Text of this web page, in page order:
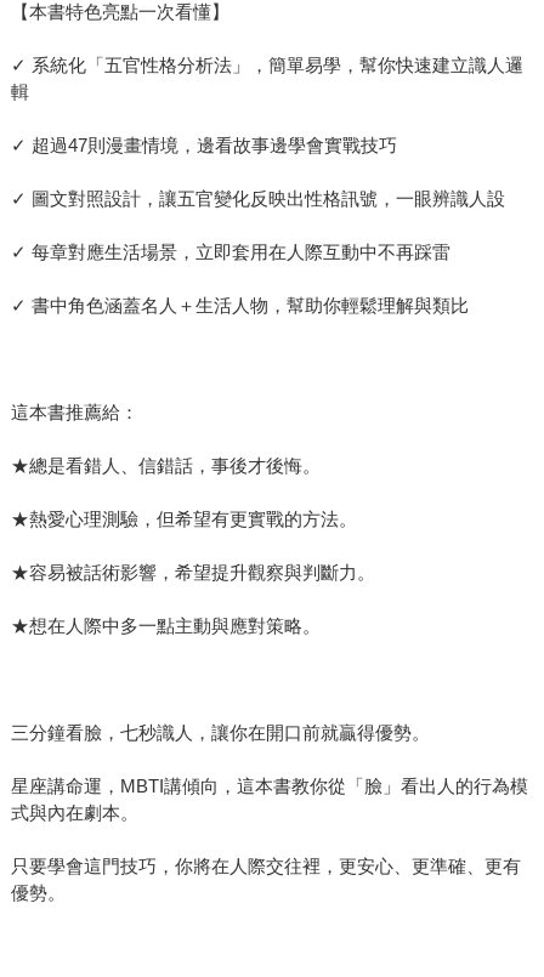
【本書特色亮點一次看懂】
✓ 系統化「五官性格分析法」，簡單易學，幫你快速建立識人邏
輯
✓ 超過47則漫畫情境，邊看故事邊學會實戰技巧
✓ 圖文對照設計，讓五官變化反映出性格訊號，一眼辨識人設
✓ 每章對應生活場景，立即套用在人際互動中不再踩雷
✓ 書中角色涵蓋名人＋生活人物，幫助你輕鬆理解與類比
這本書推薦給：
★總是看錯人、信錯話，事後才後悔。
★熱愛心理測驗，但希望有更實戰的方法。
★容易被話術影響，希望提升觀察與判斷力。
★想在人際中多一點主動與應對策略。
三分鐘看臉，七秒識人，讓你在開口前就贏得優勢。
星座講命運，MBTI講傾向，這本書教你從「臉」看出人的行為模
式與內在劇本。
只要學會這門技巧，你將在人際交往裡，更安心、更準確、更有
優勢。